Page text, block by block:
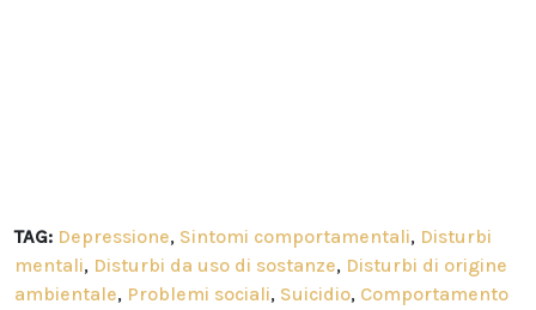
TAG: Depressione, Sintomi comportamentali, Disturbi
mentali, Disturbi da uso di sostanze, Disturbi di origine
ambientale, Problemi sociali, Suicidio, Comportamento